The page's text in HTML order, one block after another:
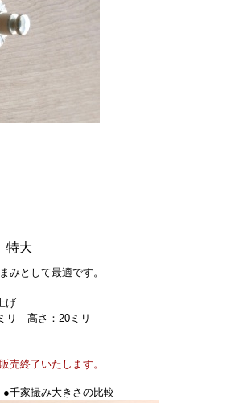
特大
みとして最適です。
げ
ミリ 高さ：20ミリ
売終了いたします。
●千家撮み大きさの比較